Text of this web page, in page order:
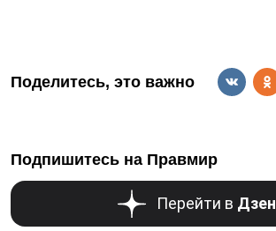
Поделитесь, это важно
Подпишитесь на Правмир
Перейти в Дзен